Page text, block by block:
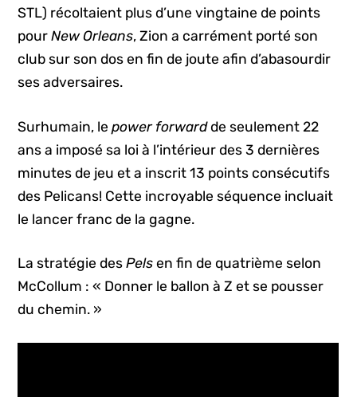
STL) récoltaient plus d’une vingtaine de points
pourNew Orleans, Zion a carrément porté son
club sur son dos en fin de joute afin d’abasourdir
ses adversaires.
Surhumain, lepower forwardde seulement 22
ans a imposé sa loi à l’intérieur des 3 dernières
minutes de jeu et a inscrit 13 points consécutifs
des Pelicans! Cette incroyable séquence incluait
le lancer franc de la gagne.
La stratégie desPels en fin de quatrième selon
McCollum : « Donner le ballon à Z et se pousser
du chemin. »